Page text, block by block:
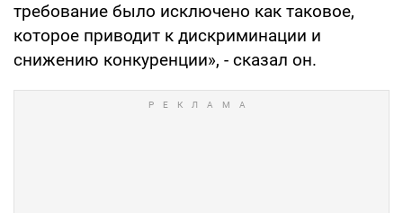
требование было исключено как таковое,
которое приводит к дискриминации и
снижению конкуренции», - сказал он.